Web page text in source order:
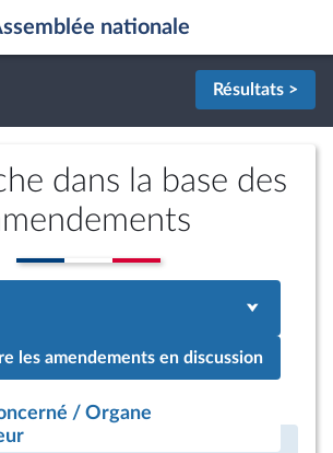
nationale
Résultats >
dans la base des
les amendements en discussion
/ Organe